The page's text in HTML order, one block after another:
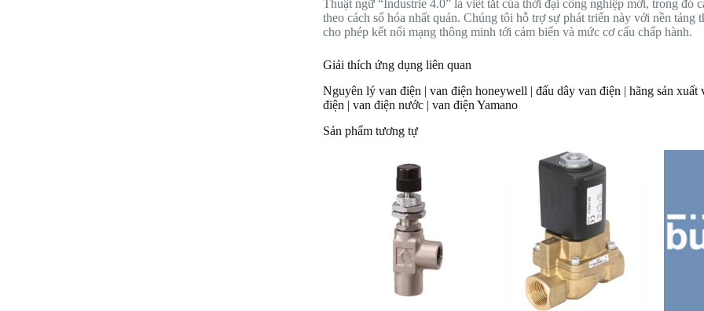
Thuật ngữ “Industrie 4.0” là viết tắt của thời đại công nghiệp mới, trong đó
theo cách số hóa nhất quán. Chúng tôi hỗ trợ sự phát triển này với nền
cho phép kết nối mạng thông minh tới cảm biến và mức cơ cấu chấp hành.
Giải thích ứng dụng liên quan
Nguyên lý van điện | van điện honeywell | đấu dây van điện | hãng sản
điện | van điện nước | van điện Yamano
Sản phẩm tương tự